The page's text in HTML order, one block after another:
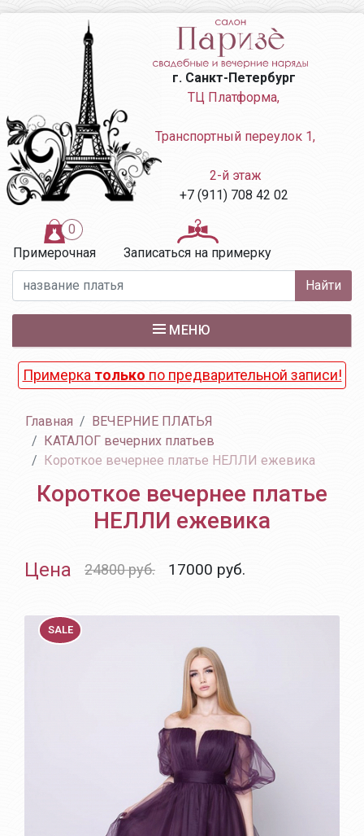
г. Санкт-Петербург
ТЦ Платформа,
Транспортный переулок 1,
2-й этаж
+7 (911) 708 42 02
Примерочная
0
Записаться на примерку
Найти
МЕНЮ
Примерка только по предварительной записи!
Главная
ВЕЧЕРНИЕ ПЛАТЬЯ
КАТАЛОГ вечерних платьев
Короткое вечернее платье НЕЛЛИ ежевика
Короткое вечернее платье
НЕЛЛИ ежевика
Цена 24800 руб. 17000 руб.
SALE